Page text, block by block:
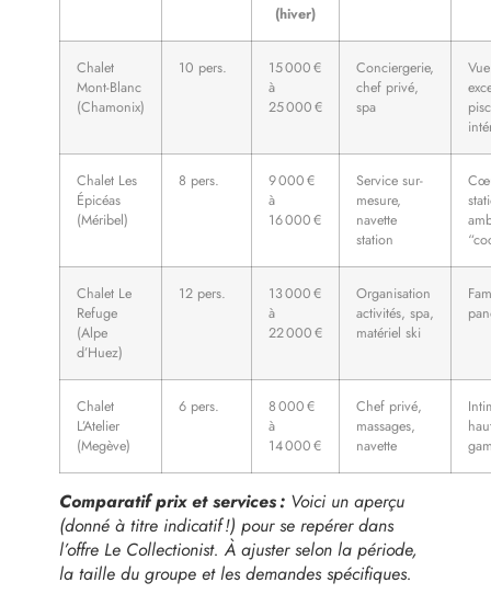
(hiver)
Chalet
Mont-Blanc
(Chamonix)
10 pers.
15 000 €
à
25 000 €
Conciergerie,
chef privé,
spa
Vue
Chalet Les
Épicéas
(Méribel)
8 pers.
9 000 €
à
16 000 €
Service sur-
mesure,
navette
station
Chalet Le
Refuge
(Alpe
d’Huez)
12 pers.
13 000 €
à
22 000 €
Organisation
activités, spa,
matériel ski
Chalet
L’Atelier
(Megève)
6 pers.
8 000 €
à
14 000 €
Chef privé,
massages,
navette
Comparatif prix et services : Voici un aperçu
(donné à titre indicatif !) pour se repérer dans
l’offre Le Collectionist. À ajuster selon la période,
la taille du groupe et les demandes spécifiques.